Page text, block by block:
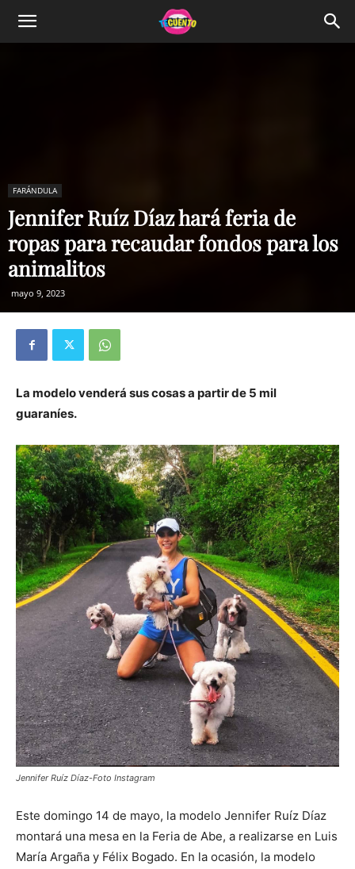
FARÁNDULA
Jennifer Ruíz Díaz hará feria de
ropas para recaudar fondos para los
animalitos
mayo 9, 2023
La modelo venderá sus cosas a partir de 5 mil
guaraníes.
Jennifer Ruíz Díaz-Foto Instagram
Este domingo 14 de mayo, la modelo Jennifer Ruíz Díaz
montará una mesa en la Feria de Abe, a realizarse en Luis
María Argaña y Félix Bogado. En la ocasión, la modelo